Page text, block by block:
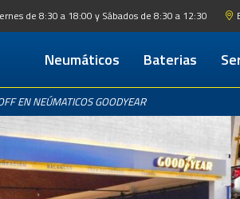
de 8:30 a 18:00 y Sábados de 8:30 a 12:30
Neumáticos Baterias
EN NEÚMATICOS GOODYEAR